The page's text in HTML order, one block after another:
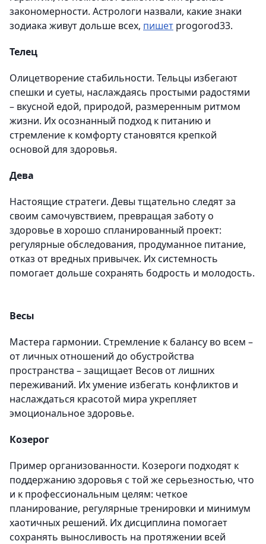
закономерности. Астрологи назвали, какие знаки
зодиака живут дольше всех, пишет progorod33.
Телец
Олицетворение стабильности. Тельцы избегают
спешки и суеты, наслаждаясь простыми радостями
– вкусной едой, природой, размеренным ритмом
жизни. Их осознанный подход к питанию и
стремление к комфорту становятся крепкой
основой для здоровья.
Дева
Настоящие стратеги. Девы тщательно следят за
своим самочувствием, превращая заботу о
здоровье в хорошо спланированный проект:
регулярные обследования, продуманное питание,
отказ от вредных привычек. Их системность
помогает дольше сохранять бодрость и молодость.
Весы
Мастера гармонии. Стремление к балансу во всем –
от личных отношений до обустройства
пространства – защищает Весов от лишних
переживаний. Их умение избегать конфликтов и
наслаждаться красотой мира укрепляет
эмоциональное здоровье.
Козерог
Пример организованности. Козероги подходят к
поддержанию здоровья с той же серьезностью, что
и к профессиональным целям: четкое
планирование, регулярные тренировки и минимум
хаотичных решений. Их дисциплина помогает
сохранять выносливость на протяжении всей